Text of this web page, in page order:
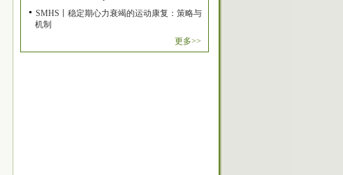
SMHS丨稳定期心力衰竭的运动康复：策略与
机制
更多>>